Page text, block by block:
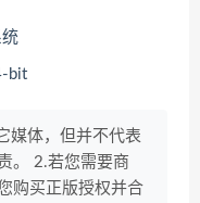
bit
媒体，但并不代表
。 2.若您需要商
购买正版授权并合